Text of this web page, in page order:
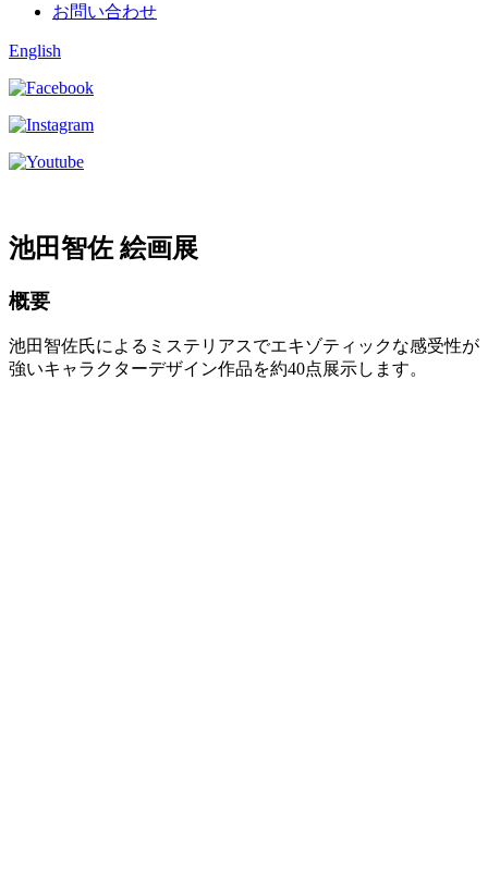
お問い合わせ
English
池田智佐 絵画展
概要
池田智佐氏によるミステリアスでエキゾティックな感受性が
強いキャラクターデザイン作品を約40点展示します。